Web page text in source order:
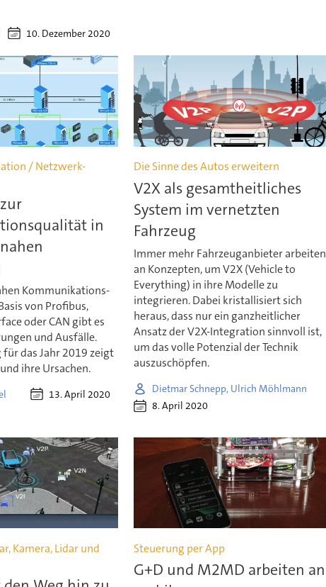
10. Dezember 2020
/ Netzwerk-
in
Kommunikations-
von Profibus,
oder CAN gibt es
und Ausfälle.
das Jahr 2019 zeigt
ihre Ursachen.
13. April 2020
Die Sinne des Autos erweitern
V2X als gesamtheitliches
System im vernetzten
Fahrzeug
Immer mehr Fahrzeuganbieter arbeiten
an Konzepten, um V2X (Vehicle to
Everything) in ihre Modelle zu
integrieren. Dabei kristallisiert sich
heraus, dass nur ein ganzheitlicher
Ansatz der V2X-Integration sinnvoll ist,
um das volle Potenzial der Technik
auszuschöpfen.
Dietmar Schnepp, Ulrich Möhlmann
8. April 2020
Kamera, Lidar und
Steuerung per App
G+D und M2MD arbeiten an